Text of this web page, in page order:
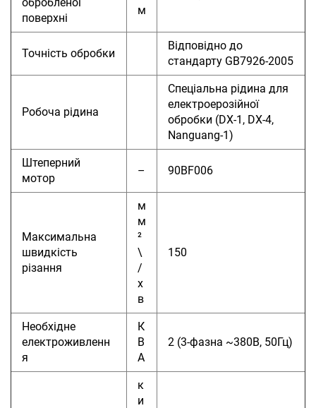
поверхні
м
Точність обробки
Відповідно до
стандарту GB7926-2005
Робоча рідина
Спеціальна рідина для
електроерозійної
обробки (DX-1, DX-4,
Nanguang-1)
Штеперний
мотор
– 90BF006
Максимальна
швидкість
різання
м
м
²
\
/
х
в
150
Необхідне
електроживленн
я
К
В
А
2 (3-фазна ~380В, 50Гц)
к
и